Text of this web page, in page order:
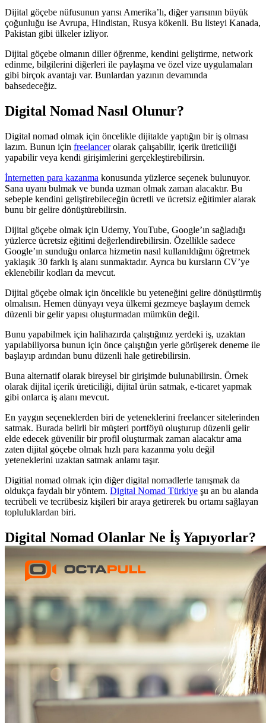
Dijital göçebe nüfusunun yarısı Amerika’lı, diğer yarısının büyük
çoğunluğu ise Avrupa, Hindistan, Rusya kökenli. Bu listeyi Kanada,
Pakistan gibi ülkeler izliyor.
Dijital göçebe olmanın diller öğrenme, kendini geliştirme, network
edinme, bilgilerini diğerleri ile paylaşma ve özel vize uygulamaları
gibi birçok avantajı var. Bunlardan yazının devamında
bahsedeceğiz.
Digital Nomad Nasıl Olunur?
Digital nomad olmak için öncelikle dijitalde yaptığın bir iş olması
lazım. Bunun için freelancerolarak çalışabilir, içerik üreticiliği
yapabilir veya kendi girişimlerini gerçekleştirebilirsin.
İnternetten para kazanma konusunda yüzlerce seçenek bulunuyor.
Sana uyanı bulmak ve bunda uzman olmak zaman alacaktır. Bu
sebeple kendini geliştirebileceğin ücretli ve ücretsiz eğitimler alarak
bunu bir gelire dönüştürebilirsin.
Dijital göçebe olmak için Udemy, YouTube, Google’ın sağladığı
yüzlerce ücretsiz eğitimi değerlendirebilirsin. Özellikle sadece
Google’ın sunduğu onlarca hizmetin nasıl kullanıldığını öğretmek
yaklaşık 30 farklı iş alanı sunmaktadır. Ayrıca bu kursların CV’ye
eklenebilir kodları da mevcut.
Dijital göçebe olmak için öncelikle bu yeteneğini gelire dönüştürmüş
olmalısın. Hemen dünyayı veya ülkemi gezmeye başlayım demek
düzenli bir gelir yapısı oluşturmadan mümkün değil.
Bunu yapabilmek için halihazırda çalıştığınız yerdeki iş, uzaktan
yapılabiliyorsa bunun için önce çalıştığın yerle görüşerek deneme ile
başlayıp ardından bunu düzenli hale getirebilirsin.
Buna alternatif olarak bireysel bir girişimde bulunabilirsin. Örnek
olarak dijital içerik üreticiliği, dijital ürün satmak, e-ticaret yapmak
gibi onlarca iş alanı mevcut.
En yaygın seçeneklerden biri de yeteneklerini freelancer sitelerinden
satmak. Burada belirli bir müşteri portföyü oluşturup düzenli gelir
elde edecek güvenilir bir profil oluşturmak zaman alacaktır ama
zaten dijital göçebe olmak hızlı para kazanma yolu değil
yeteneklerini uzaktan satmak anlamı taşır.
Digitial nomad olmak için diğer digital nomadlerle tanışmak da
oldukça faydalı bir yöntem. Digital Nomad Türkiye şu an bu alanda
tecrübeli ve tecrübesiz kişileri bir araya getirerek bu ortamı sağlayan
topluluklardan biri.
Digital Nomad Olanlar Ne İş Yapıyorlar?